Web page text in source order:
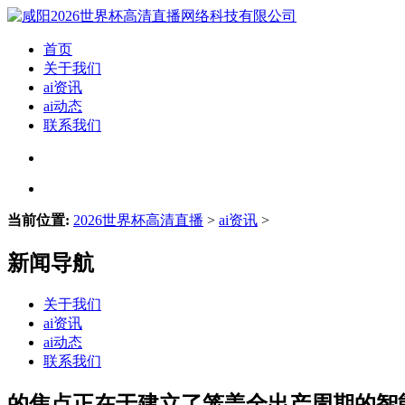
首页
关于我们
ai资讯
ai动态
联系我们
当前位置: 2026世界杯高清直播 > ai资讯 >
新闻导航
关于我们
ai资讯
ai动态
联系我们